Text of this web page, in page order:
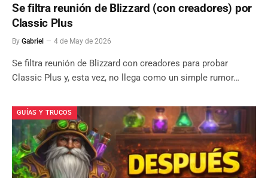
Se filtra reunión de Blizzard (con creadores) por
Classic Plus
By Gabriel 4 de May de 2026
Se filtra reunión de Blizzard con creadores para probar
Classic Plus y, esta vez, no llega como un simple rumor…
GUÍAS Y TRUCOS